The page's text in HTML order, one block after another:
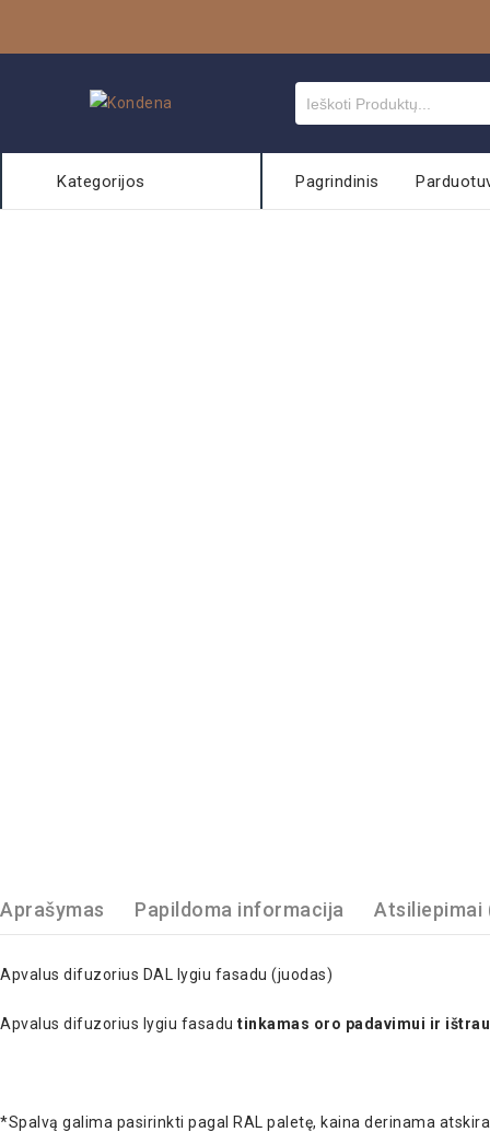
Kategorijos Pagrindinis
Aprašymas Papildoma informacija Atsiliepimai
Apvalus difuzorius DAL lygiu fasadu (juodas)
Apvalus difuzorius lygiu fasadu tinkamas oro padavimui ir
*Spalvą galima pasirinkti pagal RAL paletę, kaina derinama